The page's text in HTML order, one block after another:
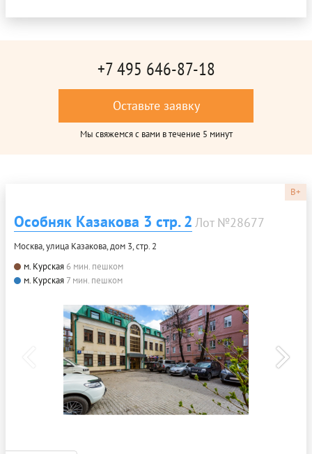
+7 495 646-87-18
Оставьте заявку
Мы свяжемся с вами в течение 5 минут
B+
Особняк Казакова 3 стр. 2 Лот №28677
Москва, улица Казакова, дом 3, стр. 2
м. Курская 6 мин. пешком
м. Курская 7 мин. пешком